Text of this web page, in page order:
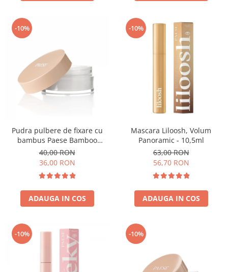
-10%
Pudra pulbere de fixare cu
bambus Paese Bamboo
Powder - 5g
40,00 RON
36,00 RON
ADAUGA IN COS
-10%
Mascara Liloosh, Volum
Panoramic - 10,5ml
63,00 RON
56,70 RON
ADAUGA IN COS
-10% -10%